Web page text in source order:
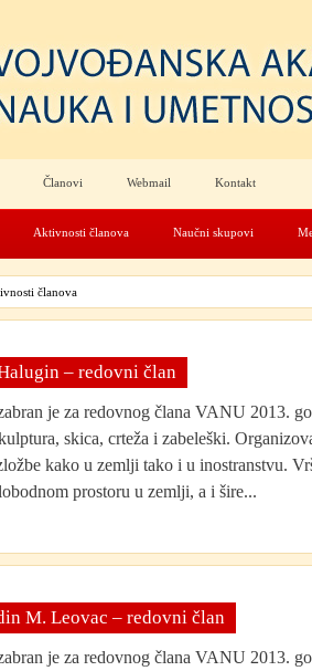
Članovi Webmail Kontakt
Aktivnosti članova Naučni skupovi
članova
– redovni član
je za redovnog člana VANU 2013.
skica, crteža i zabeleški.
kako u zemlji tako i u inostranstvu.
prostoru u zemlji, a i šire...
M. Leovac – redovni član
je za redovnog člana VANU 2013.